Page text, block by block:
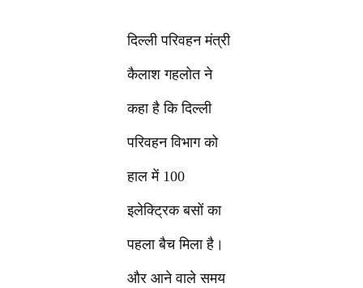
दिल्ली परिवहन मंत्री
कैलाश गहलोत ने
कहा है कि दिल्ली
परिवहन विभाग को
हाल में 100
इलेक्ट्रिक बसों का
पहला बैच मिला है।
और आने वाले समय